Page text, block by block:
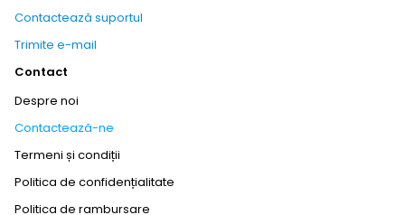
Contactează suportul
Trimite e-mail
Contact
Despre noi
Contactează-ne
Termeni și condiții
Politica de confidențialitate
Politica de rambursare